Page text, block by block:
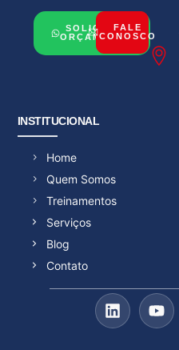
SOLICITAR
ORÇAMENTO
FALE
CONOSCO
INSTITUCIONAL
Home
Quem Somos
Treinamentos
Serviços
Blog
Contato